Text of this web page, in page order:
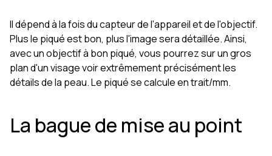
Il dépend à la fois du capteur de l'appareil et de l'objectif.
Plus le piqué est bon, plus l'image sera détaillée. Ainsi,
avec un objectif à bon piqué, vous pourrez sur un gros
plan d'un visage voir extrêmement précisément les
détails de la peau. Le piqué se calcule en trait/mm.
La bague de mise au point